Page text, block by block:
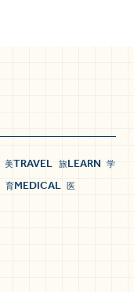
美TRAVEL 旅LEARN 学
育MEDICAL 医